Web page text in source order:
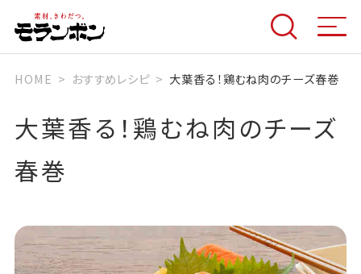
HOME おすすめレシピ 大葉香る！鶏むね肉のチーズ春巻
大葉香る！鶏むね肉のチーズ
春巻